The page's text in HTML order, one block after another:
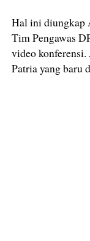
Hal ini diungkap
Tim Pengawas
video
Patria yang baru